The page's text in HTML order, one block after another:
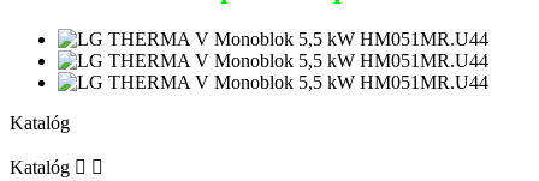
Katalóg
Katalóg  